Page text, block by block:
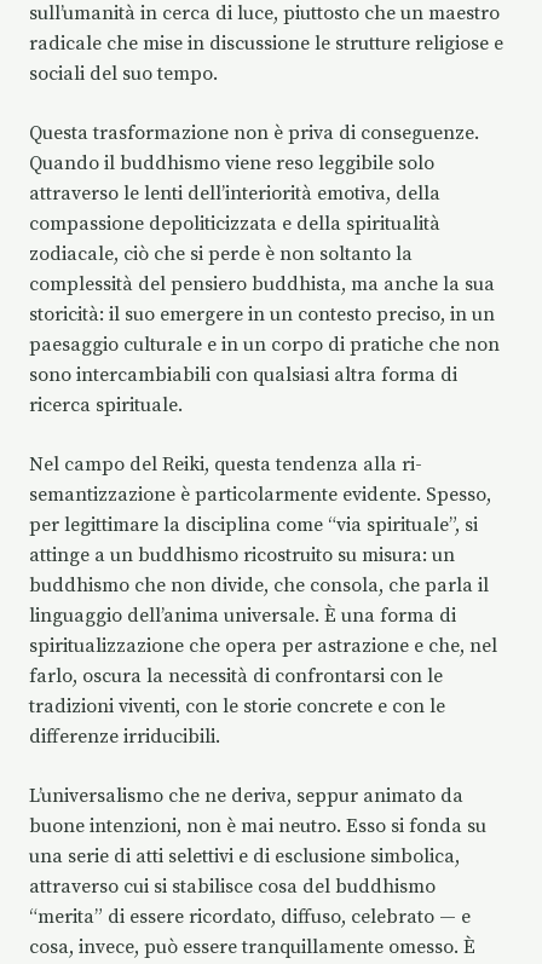
sull’umanità in cerca di luce, piuttosto che un maestro
radicale che mise in discussione le strutture religiose e
sociali del suo tempo.
Questa trasformazione non è priva di conseguenze.
Quando il buddhismo viene reso leggibile solo
attraverso le lenti dell’interiorità emotiva, della
compassione depoliticizzata e della spiritualità
zodiacale, ciò che si perde è non soltanto la
complessità del pensiero buddhista, ma anche la sua
storicità: il suo emergere in un contesto preciso, in un
paesaggio culturale e in un corpo di pratiche che non
sono intercambiabili con qualsiasi altra forma di
ricerca spirituale.
Nel campo del Reiki, questa tendenza alla ri-
semantizzazione è particolarmente evidente. Spesso,
per legittimare la disciplina come “via spirituale”, si
attinge a un buddhismo ricostruito su misura: un
buddhismo che non divide, che consola, che parla il
linguaggio dell’anima universale. È una forma di
spiritualizzazione che opera per astrazione e che, nel
farlo, oscura la necessità di confrontarsi con le
tradizioni viventi, con le storie concrete e con le
differenze irriducibili.
L’universalismo che ne deriva, seppur animato da
buone intenzioni, non è mai neutro. Esso si fonda su
una serie di atti selettivi e di esclusione simbolica,
attraverso cui si stabilisce cosa del buddhismo
“merita” di essere ricordato, diffuso, celebrato — e
cosa, invece, può essere tranquillamente omesso. È